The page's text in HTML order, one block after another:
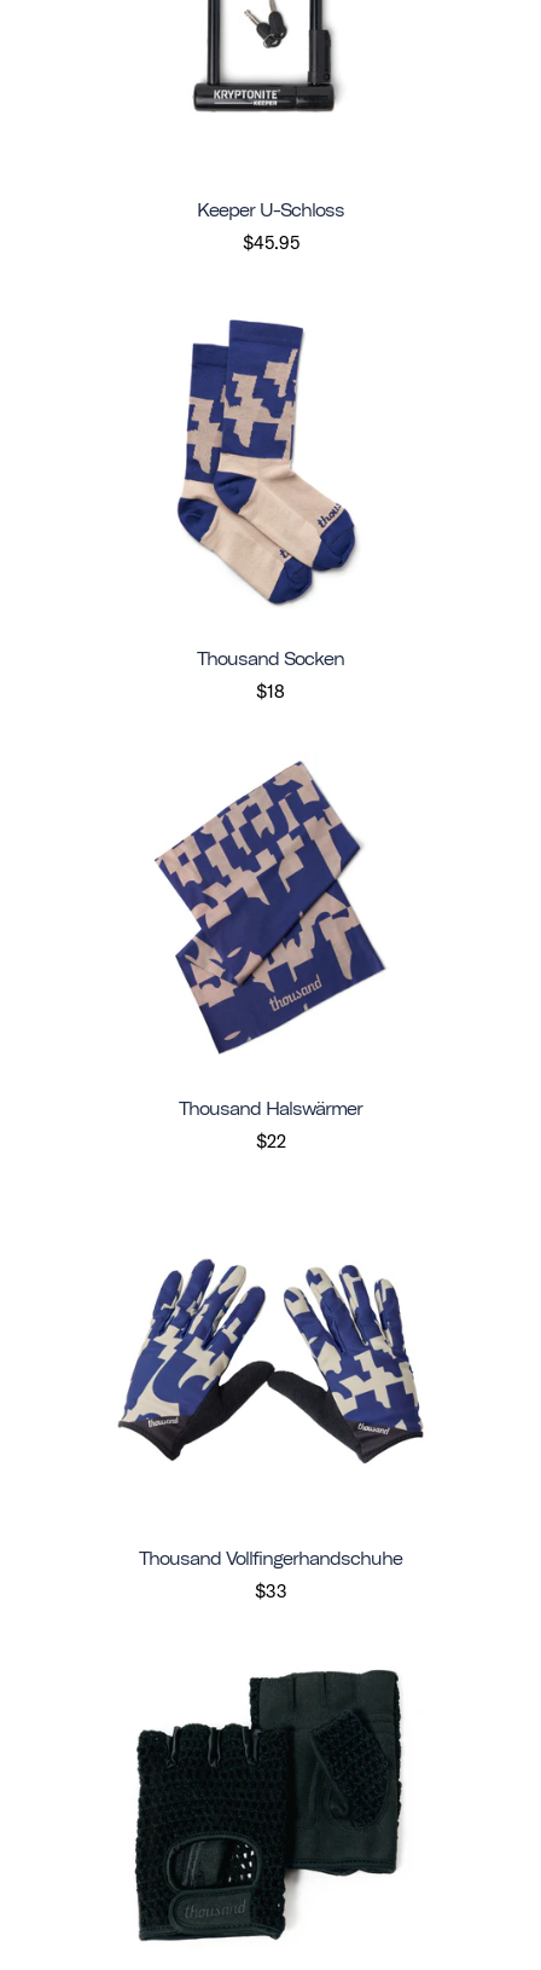
Keeper U-Schloss
$45.95
Thousand Socken
$18
Thousand Halswärmer
$22
Thousand Vollfingerhandschuhe
$33